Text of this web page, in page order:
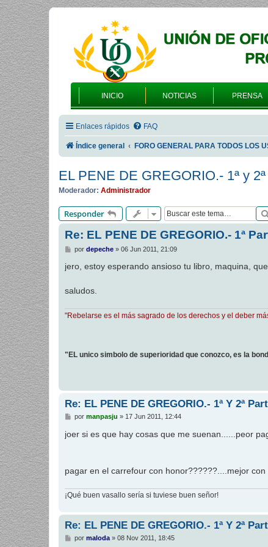
INICIO NOTICIAS PRENSA
Enlaces rápidos FAQ
Índice general FORO GENERAL PARA TODOS LOS
EL PENE DE GREGORIO.- 1ª y
Moderador: Administrador
Responder
Re: EL PENE DE GREGORIO.- 1ª
M
n
j
e
por depeche» 06 Jun 2011, 21:09
jero, estoy esperando ansioso tu libro, maquina,
saludos.
"Rebelarse es el más sagrado de los derechos y el deber
"EL unico simbolo de superioridad que conozco, es la
Re: EL PENE DE GREGORIO.- 1ª Y 2ª
M
n
s
por manpasju » 17 Jun 2011, 12:44
joer si es que hay cosas que me suenan......peor
pagar en el carrefour con honor??????....mejor
¡Qué buen vasallo sería si tuviese buen señor!
Re: EL PENE DE GREGORIO.- 1ª Y 2ª
M
por maloda» 08 Nov 2011, 18:45